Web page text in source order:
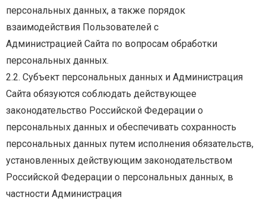
персональных данных, а также порядок
взаимодействия Пользователей с
Администрацией Сайта по вопросам обработки
персональных данных.
2.2. Субъект персональных данных и Администрация
Сайта обязуются соблюдать действующее
законодательство Российской Федерации о
персональных данных и обеспечивать сохранность
персональных данных путем исполнения обязательств,
установленных действующим законодательством
Российской Федерации о персональных данных, в
частности Администрация